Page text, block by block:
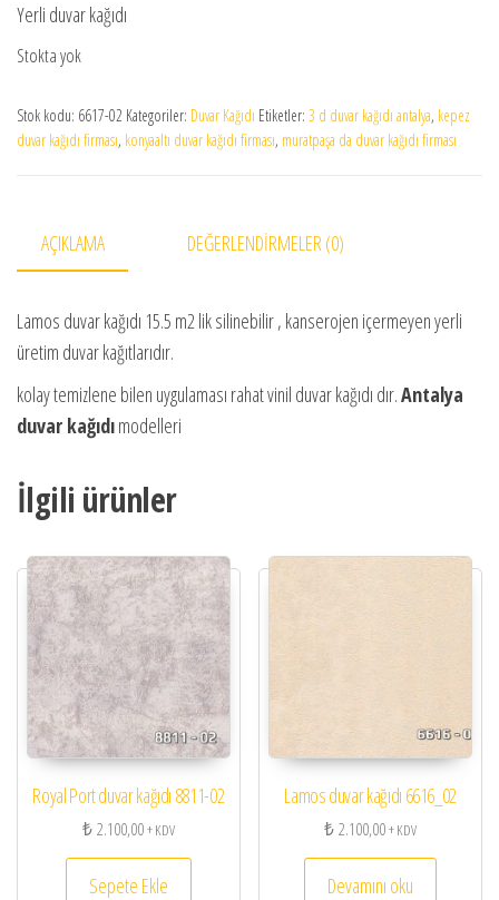
Yerli duvar kağıdı
Stokta yok
Stok kodu: 6617-02 Kategoriler: Duvar Kağıdı Etiketler: 3 d duvar kağıdı antalya, kepez
duvar kağıdı firması, konyaaltı duvar kağıdı firması, muratpaşa da duvar kağıdı firması
AÇIKLAMA DEĞERLENDIRMELER (0)
Lamos duvar kağıdı 15.5 m2 lik silinebilir , kanserojen içermeyen yerli
üretim duvar kağıtlarıdır.
kolay temizlene bilen uygulaması rahat vinil duvar kağıdı dır.Antalya
duvar kağıdımodelleri
İlgili ürünler
Royal Port duvar kağıdı 8811-02
₺2.100,00+ KDV
Sepete Ekle
Lamos duvar kağıdı 6616_02
₺2.100,00+ KDV
Devamını oku